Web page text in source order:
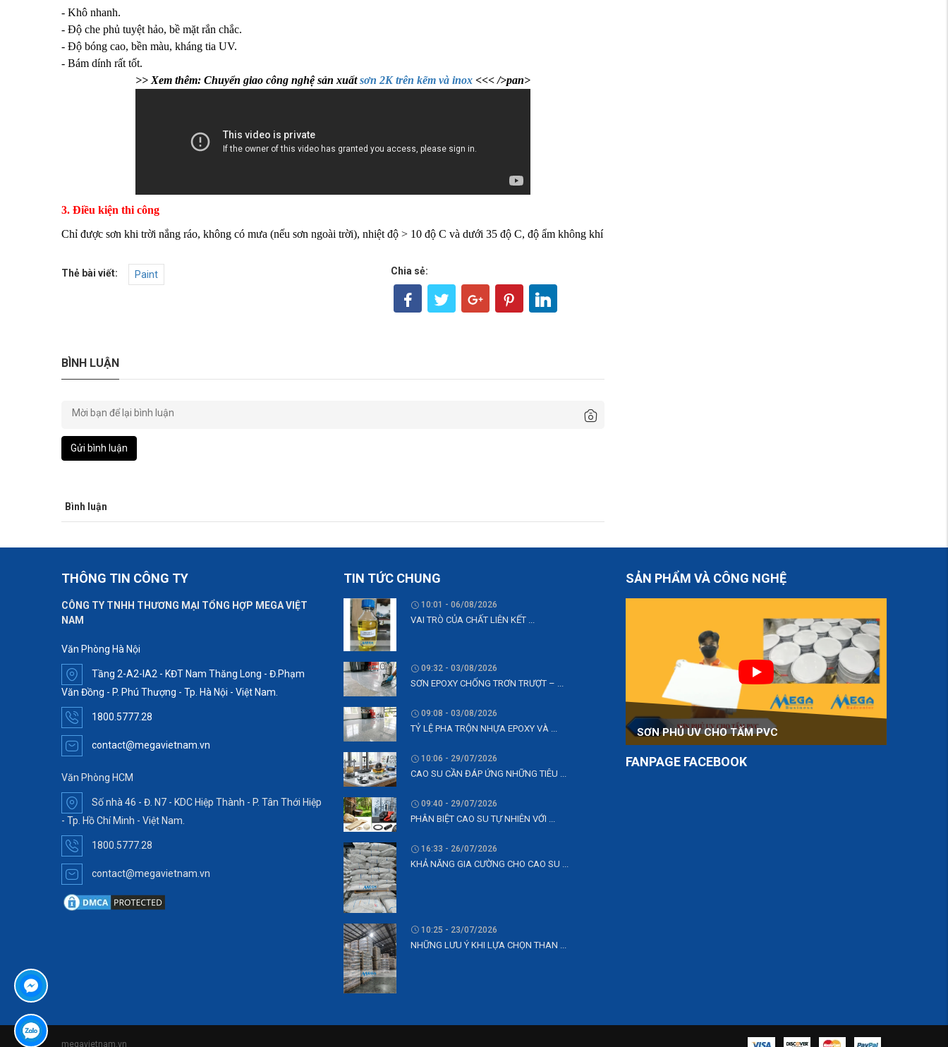
- Khô nhanh.
- Độ che phủ tuyệt hảo, bề mặt rắn chắc.
- Độ bóng cao, bền màu, kháng tia UV.
- Bám dính rất tốt.
>> Xem thêm: Chuyển giao công nghệ sản xuấtsơn 2K trên kẽm và inox <<< />pan>
3. Điều kiện thi công
Chỉ được sơn khi trời nắng ráo, không có mưa (nếu sơn ngoài trời), nhiệt độ > 10 độ C và dưới 35 độ C, độ ẩm không khí
Thẻ bài viết: Paint Chia sẻ:
BÌNH LUẬN
Gửi bình luận
Bình luận
THÔNG TIN CÔNG TY
CÔNG TY TNHH THƯƠNG MẠI TỔNG HỢP MEGA VIỆT
NAM
Văn Phòng Hà Nội
Tầng 2-A2-IA2 - KĐT Nam Thăng Long - Đ.Phạm
Văn Đồng - P. Phú Thượng - Tp. Hà Nội - Việt Nam.
1800.5777.28
contact@megavietnam.vn
Văn Phòng HCM
Số nhà 46 - Đ. N7 - KDC Hiệp Thành - P. Tân Thới Hiệp
- Tp. Hồ Chí Minh - Việt Nam.
1800.5777.28
contact@megavietnam.vn
TIN TỨC CHUNG
10:01 - 06/08/2026
VAI TRÒ CỦA CHẤT LIÊN KẾT ...
09:32 - 03/08/2026
SƠN EPOXY CHỐNG TRƠN TRƯỢT – ...
09:08 - 03/08/2026
TỶ LỆ PHA TRỘN NHỰA EPOXY VÀ ...
10:06 - 29/07/2026
CAO SU CẦN ĐÁP ỨNG NHỮNG TIÊU ...
09:40 - 29/07/2026
PHÂN BIỆT CAO SU TỰ NHIÊN VỚI ...
16:33 - 26/07/2026
KHẢ NĂNG GIA CƯỜNG CHO CAO SU ...
10:25 - 23/07/2026
NHỮNG LƯU Ý KHI LỰA CHỌN THAN ...
SẢN PHẨM VÀ CÔNG NGHỆ
SƠN PHỦ UV CHO TẤM PVC
FANPAGE FACEBOOK
megavietnam.vn